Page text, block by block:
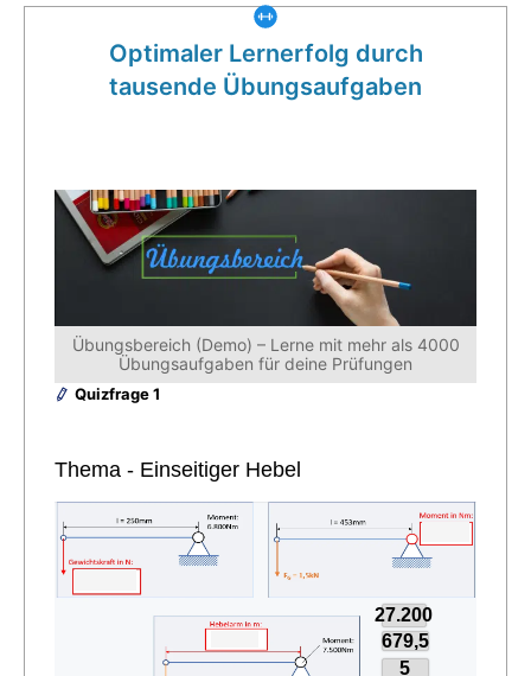
Optimaler Lernerfolg durch
tausende Übungsaufgaben
Übungsbereich (Demo) – Lerne mit mehr als 4000
Übungsaufgaben für deine Prüfungen
Quizfrage 1